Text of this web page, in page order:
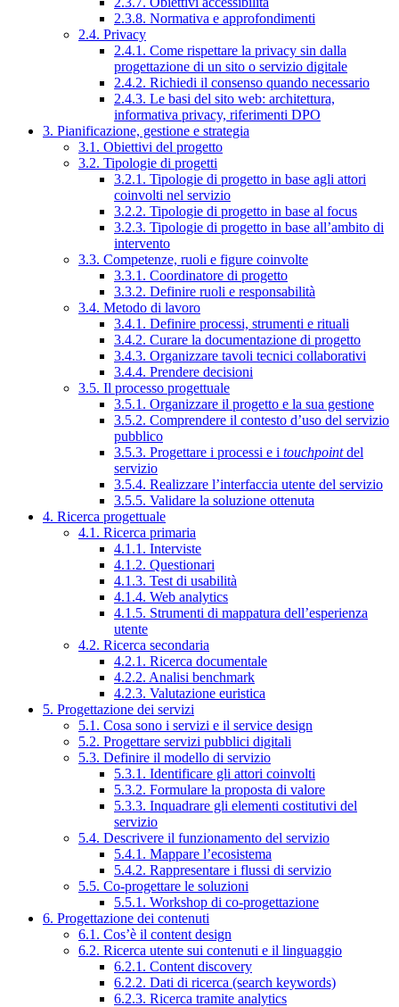
2.3.8. Normativa e approfondimenti
2.4. Privacy
2.4.1. Come rispettare la privacy sin dalla
progettazione di un sito o servizio digitale
2.4.2. Richiedi il consenso quando necessario
2.4.3. Le basi del sito web: architettura,
informativa privacy, riferimenti DPO
3. Pianificazione, gestione e strategia
3.1. Obiettivi del progetto
3.2. Tipologie di progetti
3.2.1. Tipologie di progetto in base agli attori
coinvolti nel servizio
3.2.2. Tipologie di progetto in base al focus
3.2.3. Tipologie di progetto in base all’ambito di
intervento
3.3. Competenze, ruoli e figure coinvolte
3.3.1. Coordinatore di progetto
3.3.2. Definire ruoli e responsabilità
3.4. Metodo di lavoro
3.4.1. Definire processi, strumenti e rituali
3.4.2. Curare la documentazione di progetto
3.4.3. Organizzare tavoli tecnici collaborativi
3.4.4. Prendere decisioni
3.5. Il processo progettuale
3.5.1. Organizzare il progetto e la sua gestione
3.5.2. Comprendere il contesto d’uso del servizio
pubblico
3.5.3. Progettare i processi e i touchpointdel
servizio
3.5.4. Realizzare l’interfaccia utente del servizio
3.5.5. Validare la soluzione ottenuta
4. Ricerca progettuale
4.1. Ricerca primaria
4.1.1. Interviste
4.1.2. Questionari
4.1.3. Test di usabilità
4.1.4. Web analytics
4.1.5. Strumenti di mappatura dell’esperienza
utente
4.2. Ricerca secondaria
4.2.1. Ricerca documentale
4.2.2. Analisi benchmark
4.2.3. Valutazione euristica
5. Progettazione dei servizi
5.1. Cosa sono i servizi e il service design
5.2. Progettare servizi pubblici digitali
5.3. Definire il modello di servizio
5.3.1. Identificare gli attori coinvolti
5.3.2. Formulare la proposta di valore
5.3.3. Inquadrare gli elementi costitutivi del
servizio
5.4. Descrivere il funzionamento del servizio
5.4.1. Mappare l’ecosistema
5.4.2. Rappresentare i flussi di servizio
5.5. Co-progettare le soluzioni
5.5.1. Workshop di co-progettazione
6. Progettazione dei contenuti
6.1. Cos’è il content design
6.2. Ricerca utente sui contenuti e il linguaggio
6.2.1. Content discovery
6.2.2. Dati di ricerca (search keywords)
6.2.3. Ricerca tramite analytics